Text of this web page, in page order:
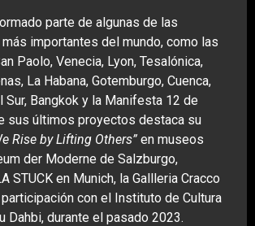
parte de algunas de las
importantes del mundo, como las
Paolo, Venecia, Lyon, Tesalónica,
La Habana, Gotemburgo, Cuenca,
Sur, Bangkok y la Manifesta 12 de
sus últimos proyectos destaca su
Rise by Lifting Others” en museos
der Moderne de Salzburgo,
STUCK en Munich, la Gallleria Cracco
con el Instituto de Cultura
Dahbi, durante el pasado 2023.